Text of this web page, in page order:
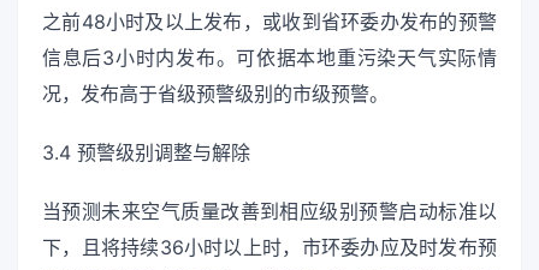
之前48小时及以上发布，或收到省环委办发布的预警
信息后3小时内发布。可依据本地重污染天气实际情
况，发布高于省级预警级别的市级预警。
3.4 预警级别调整与解除
当预测未来空气质量改善到相应级别预警启动标准以
下，且将持续36小时以上时，市环委办应及时发布预